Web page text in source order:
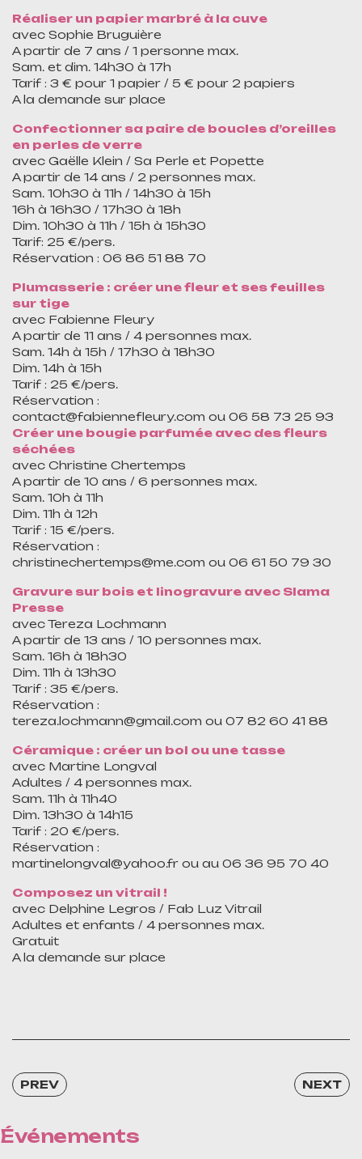
Réaliser un papier marbré à la cuve
avec Sophie Bruguière
A partir de 7 ans / 1 personne max.
Sam. et dim. 14h30 à 17h
Tarif : 3 € pour 1 papier / 5 € pour 2 papiers
A la demande sur place
Confectionner sa paire de boucles d’oreilles
en perles de verre
avec Gaëlle Klein / Sa Perle et Popette
A partir de 14 ans / 2 personnes max.
Sam. 10h30 à 11h / 14h30 à 15h
16h à 16h30 / 17h30 à 18h
Dim. 10h30 à 11h / 15h à 15h30
Tarif: 25 €/pers.
Réservation : 06 86 51 88 70
Plumasserie : créer une fleur et ses feuilles
sur tige
avec Fabienne Fleury
A partir de 11 ans / 4 personnes max.
Sam. 14h à 15h / 17h30 à 18h30
Dim. 14h à 15h
Tarif : 25 €/pers.
Réservation :
contact@fabiennefleury.com ou 06 58 73 25 93
Créer une bougie parfumée avec des fleurs
séchées
avec Christine Chertemps
A partir de 10 ans / 6 personnes max.
Sam. 10h à 11h
Dim. 11h à 12h
Tarif : 15 €/pers.
Réservation :
christinechertemps@me.com ou 06 61 50 79 30
Gravure sur bois et linogravure avec Slama
Presse
avec Tereza Lochmann
A partir de 13 ans / 10 personnes max.
Sam. 16h à 18h30
Dim. 11h à 13h30
Tarif : 35 €/pers.
Réservation :
tereza.lochmann@gmail.com ou 07 82 60 41 88
Céramique : créer un bol ou une tasse
avec Martine Longval
Adultes / 4 personnes max.
Sam. 11h à 11h40
Dim. 13h30 à 14h15
Tarif : 20 €/pers.
Réservation :
martinelongval@yahoo.fr ou au 06 36 95 70 40
Composez un vitrail !
avec Delphine Legros / Fab Luz Vitrail
Adultes et enfants / 4 personnes max.
Gratuit
A la demande sur place
PREV NEXT
Événements